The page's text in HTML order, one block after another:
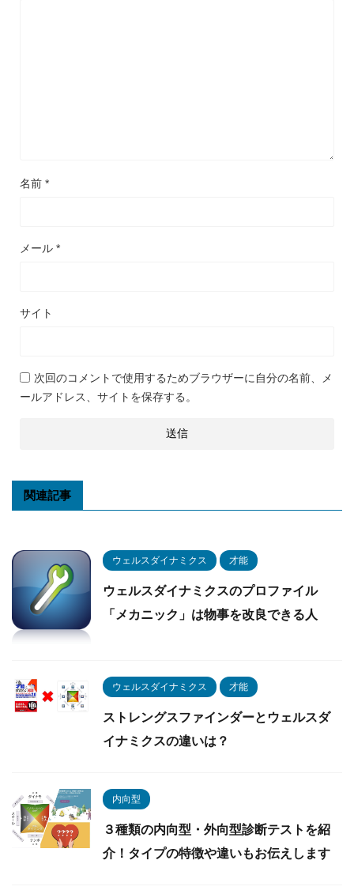
名前 *
メール *
サイト
次回のコメントで使用するためブラウザーに自分の名前、メ
ールアドレス、サイトを保存する。
関連記事
ウェルスダイナミクス 才能
ウェルスダイナミクスのプロファイル
「メカニック」は物事を改良できる人
ウェルスダイナミクス 才能
ストレングスファインダーとウェルスダ
イナミクスの違いは？
内向型
３種類の内向型・外向型診断テストを紹
介！タイプの特徴や違いもお伝えします